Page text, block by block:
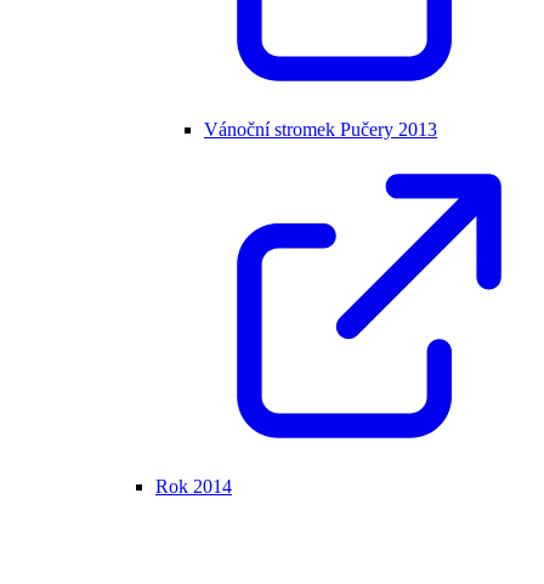
Vánoční stromek Pučery 2013
Rok 2014